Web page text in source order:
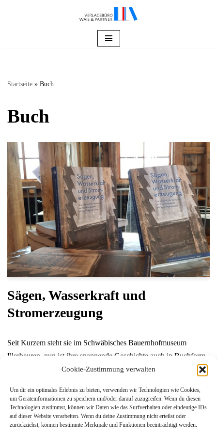
Cookie-Zustimmung verwalten
Um dir ein optimales Erlebnis zu bieten, verwenden wir Technologien wie Cookies,
um Geräteinformationen zu speichern und/oder darauf zuzugreifen. Wenn du diesen
Technologien zustimmst, können wir Daten wie das Surfverhalten oder eindeutige IDs
auf dieser Website verarbeiten. Wenn du deine Zustimmung nicht erteilst oder
zurückziehst, können bestimmte Merkmale und Funktionen beeinträchtigt werden.
Startseite » Buch
Buch
Sägen, Wasserkraft und
Stromerzeugung
Seit Kurzem steht sie im Schwäbisches Bauernhofmuseum
Illerbeuren, nun ist ihre spannende Geschichte auch in Buchform
erhältlich: Die Sägemühle Hettisried Zum Verkaufsstart von
Hattisried – ein Familienbetrieb mit Technikgeschichte gab es am
gestrigen Sonntag…Weiterlesen »